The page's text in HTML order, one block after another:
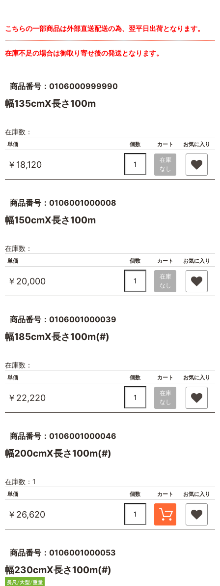
こちらの一部商品は外部直送配送の為、翌平日出荷となります。
在庫不足の場合は御取り寄せ後の発送となります。
商品番号：0106000999990
幅135cmX長さ100m
在庫数：
単価 個数 カート お気に入り
￥18,120
在庫
なし
商品番号：0106001000008
幅150cmX長さ100m
在庫数：
単価 個数 カート お気に入り
￥20,000
在庫
なし
商品番号：0106001000039
幅185cmX長さ100m(#)
在庫数：
単価 個数 カート お気に入り
￥22,220
在庫
なし
商品番号：0106001000046
幅200cmX長さ100m(#)
在庫数：1
単価 個数 カート お気に入り
￥26,620
商品番号：0106001000053
幅230cmX長さ100m(#)